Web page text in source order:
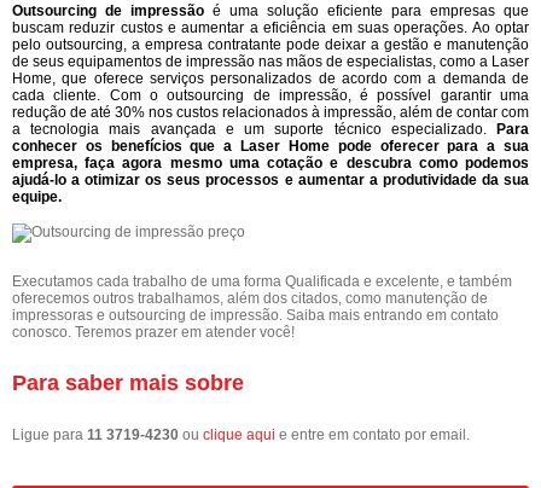
Outsourcing de impressão é uma solução eficiente para empresas que
buscam reduzir custos e aumentar a eficiência em suas operações. Ao optar
pelo outsourcing, a empresa contratante pode deixar a gestão e manutenção
de seus equipamentos de impressão nas mãos de especialistas, como a Laser
Home, que oferece serviços personalizados de acordo com a demanda de
cada cliente. Com o outsourcing de impressão, é possível garantir uma
redução de até 30% nos custos relacionados à impressão, além de contar com
a tecnologia mais avançada e um suporte técnico especializado. Para
conhecer os benefícios que a Laser Home pode oferecer para a sua
empresa, faça agora mesmo uma cotação e descubra como podemos
ajudá-lo a otimizar os seus processos e aumentar a produtividade da sua
equipe.
Executamos cada trabalho de uma forma Qualificada e excelente, e também
oferecemos outros trabalhamos, além dos citados, como manutenção de
impressoras e outsourcing de impressão. Saiba mais entrando em contato
conosco. Teremos prazer em atender você!
Para saber mais sobre
Ligue para 11 3719-4230 ou clique aqui e entre em contato por email.